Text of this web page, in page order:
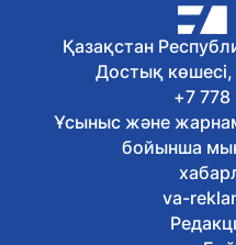
Қазақстан
Достық
+7
Ұсыныс және
бойынша
va-